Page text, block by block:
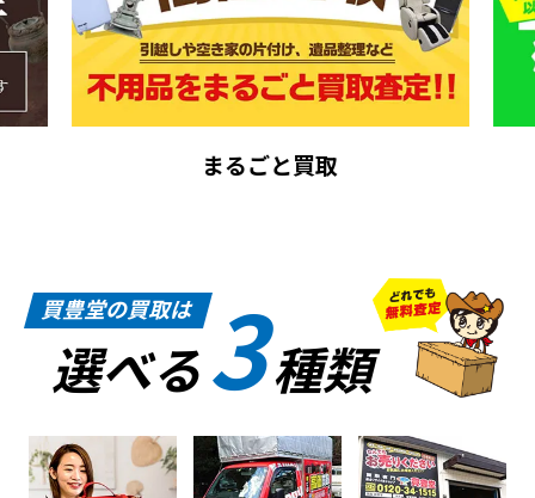
まるごと買取
買豊堂の買取は
選べる3種類